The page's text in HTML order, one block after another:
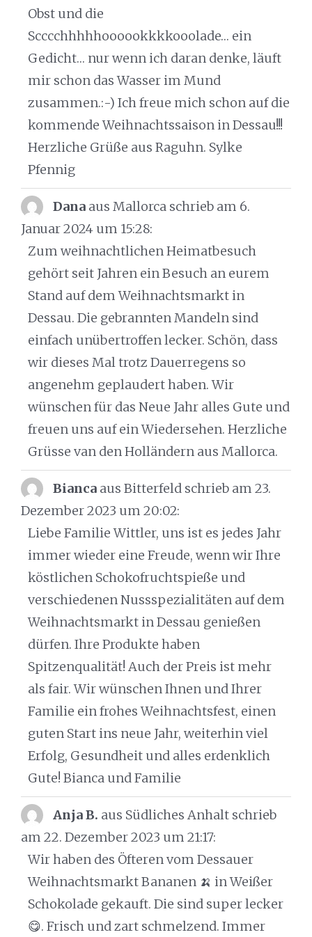
Obst und die
Scccchhhhhoooookkkkooolade… ein
Gedicht… nur wenn ich daran denke, läuft
mir schon das Wasser im Mund
zusammen.:-) Ich freue mich schon auf die
kommende Weihnachtssaison in Dessau!!!
Herzliche Grüße aus Raguhn. Sylke
Pfennig
Dana aus Mallorca schrieb am 6.
Januar 2024 um 15:28:
Zum weihnachtlichen Heimatbesuch
gehört seit Jahren ein Besuch an eurem
Stand auf dem Weihnachtsmarkt in
Dessau. Die gebrannten Mandeln sind
einfach unübertroffen lecker. Schön, dass
wir dieses Mal trotz Dauerregens so
angenehm geplaudert haben. Wir
wünschen für das Neue Jahr alles Gute und
freuen uns auf ein Wiedersehen. Herzliche
Grüsse van den Holländern aus Mallorca.
Bianca aus Bitterfeld schrieb am 23.
Dezember 2023 um 20:02:
Liebe Familie Wittler, uns ist es jedes Jahr
immer wieder eine Freude, wenn wir Ihre
köstlichen Schokofruchtspieße und
verschiedenen Nussspezialitäten auf dem
Weihnachtsmarkt in Dessau genießen
dürfen. Ihre Produkte haben
Spitzenqualität! Auch der Preis ist mehr
als fair. Wir wünschen Ihnen und Ihrer
Familie ein frohes Weihnachtsfest, einen
guten Start ins neue Jahr, weiterhin viel
Erfolg, Gesundheit und alles erdenklich
Gute! Bianca und Familie
Anja B. aus Südliches Anhalt schrieb
am 22. Dezember 2023 um 21:17:
Wir haben des Öfteren vom Dessauer
Weihnachtsmarkt Bananen 🍌 in Weißer
Schokolade gekauft. Die sind super lecker
😋. Frisch und zart schmelzend. Immer